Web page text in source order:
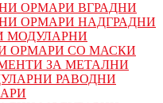
ОРМАРИ ВГРАДНИ
ОРМАРИ НАДГРАДНИ
МОДУЛАРНИ
ОРМАРИ СО МАСКИ
ЗА МЕТАЛНИ
РАВОДНИ